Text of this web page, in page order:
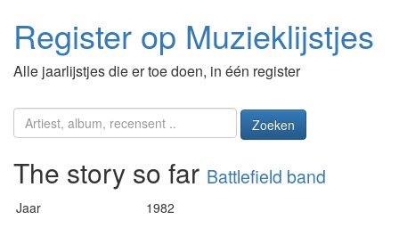
Register op Muzieklijstjes
Alle jaarlijstjes die er toe doen, in één register
Zoeken
The story so far Battlefield band
Jaar 1982